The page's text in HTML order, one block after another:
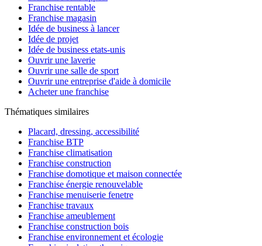
Franchise rentable
Franchise magasin
Idée de business à lancer
Idée de projet
Idée de business etats-unis
Ouvrir une laverie
Ouvrir une salle de sport
Ouvrir une entreprise d'aide à domicile
Acheter une franchise
Thématiques similaires
Placard, dressing, accessibilité
Franchise BTP
Franchise climatisation
Franchise construction
Franchise domotique et maison connectée
Franchise énergie renouvelable
Franchise menuiserie fenetre
Franchise travaux
Franchise ameublement
Franchise construction bois
Franchise environnement et écologie